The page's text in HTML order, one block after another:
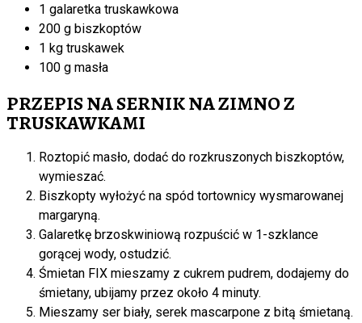
1 galaretka truskawkowa
200 g biszkoptów
1 kg truskawek
100 g masła
PRZEPIS NA SERNIK NA ZIMNO Z
TRUSKAWKAMI
Roztopić masło, dodać do rozkruszonych biszkoptów,
wymieszać.
Biszkopty wyłożyć na spód tortownicy wysmarowanej
margaryną.
Galaretkę brzoskwiniową rozpuścić w 1-szklance
gorącej wody, ostudzić.
Śmietan FIX mieszamy z cukrem pudrem, dodajemy do
śmietany, ubijamy przez około 4 minuty.
Mieszamy ser biały, serek mascarpone z bitą śmietaną.